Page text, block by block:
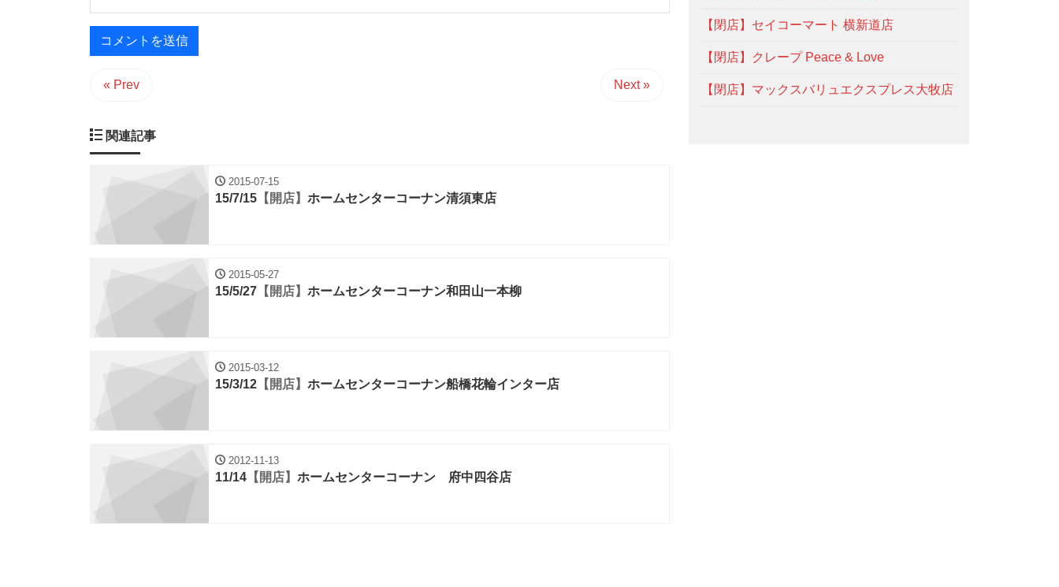
« Prev Next »
関連記事
2015-07-15
15/7/15 【開店】 ホームセンターコーナン清須東店
2015-05-27
15/5/27 【開店】 ホームセンターコーナン和田山一本柳
2015-03-12
15/3/12 【開店】 ホームセンターコーナン船橋花輪インター店
2012-11-13
11/14 【開店】 ホームセンターコーナン 府中四谷店
【閉店】セイコーマート 横新道店
【閉店】クレープ Peace & Love
【閉店】マックスバリュエクスプレス大牧店